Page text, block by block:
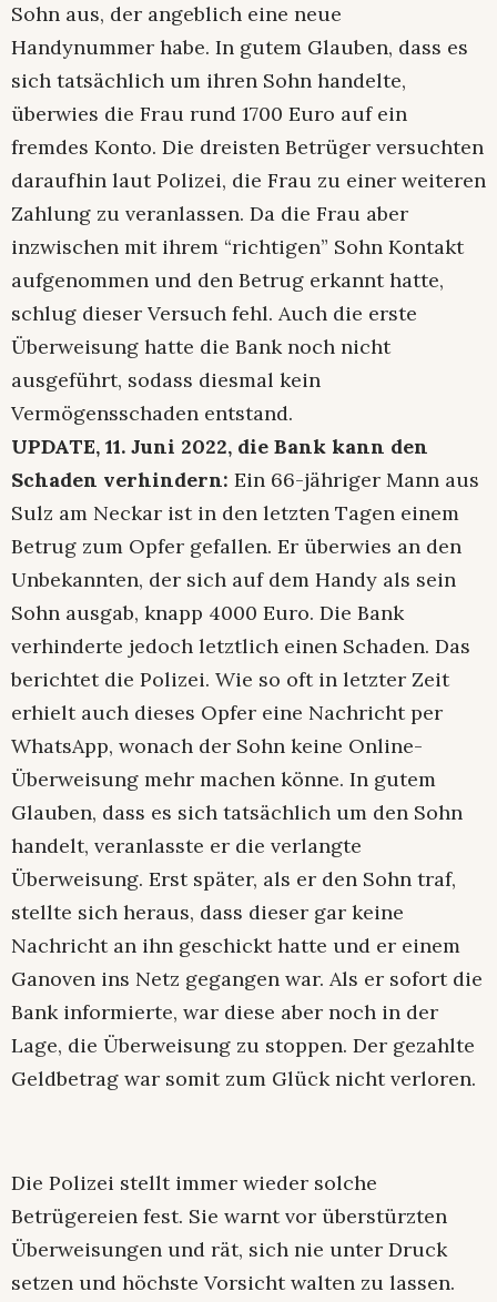
Sohn aus, der angeblich eine neue
Handynummer habe. In gutem Glauben, dass es
sich tatsächlich um ihren Sohn handelte,
überwies die Frau rund 1700 Euro auf ein
fremdes Konto. Die dreisten Betrüger versuchten
daraufhin laut Polizei, die Frau zu einer weiteren
Zahlung zu veranlassen. Da die Frau aber
inzwischen mit ihrem “richtigen” Sohn Kontakt
aufgenommen und den Betrug erkannt hatte,
schlug dieser Versuch fehl. Auch die erste
Überweisung hatte die Bank noch nicht
ausgeführt, sodass diesmal kein
Vermögensschaden entstand.
UPDATE, 11. Juni 2022, die Bank kann den
Schaden verhindern: Ein 66-jähriger Mann aus
Sulz am Neckar ist in den letzten Tagen einem
Betrug zum Opfer gefallen. Er überwies an den
Unbekannten, der sich auf dem Handy als sein
Sohn ausgab, knapp 4000 Euro. Die Bank
verhinderte jedoch letztlich einen Schaden. Das
berichtet die Polizei. Wie so oft in letzter Zeit
erhielt auch dieses Opfer eine Nachricht per
WhatsApp, wonach der Sohn keine Online-
Überweisung mehr machen könne. In gutem
Glauben, dass es sich tatsächlich um den Sohn
handelt, veranlasste er die verlangte
Überweisung. Erst später, als er den Sohn traf,
stellte sich heraus, dass dieser gar keine
Nachricht an ihn geschickt hatte und er einem
Ganoven ins Netz gegangen war. Als er sofort die
Bank informierte, war diese aber noch in der
Lage, die Überweisung zu stoppen. Der gezahlte
Geldbetrag war somit zum Glück nicht verloren.
Die Polizei stellt immer wieder solche
Betrügereien fest. Sie warnt vor überstürzten
Überweisungen und rät, sich nie unter Druck
setzen und höchste Vorsicht walten zu lassen.